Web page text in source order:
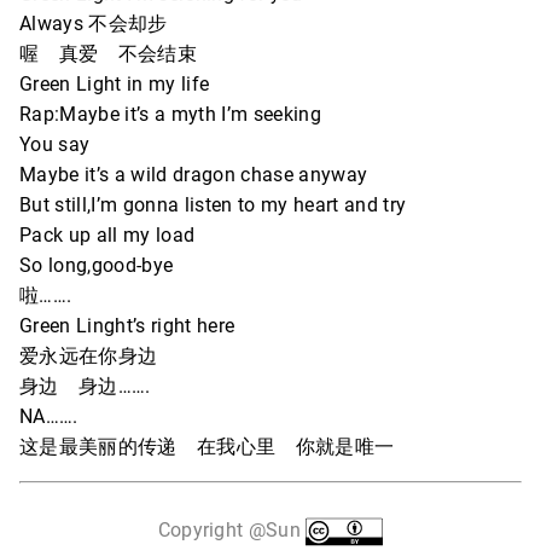
Always 不会却步
喔 真爱 不会结束
Green Light in my life
Rap:Maybe it’s a myth I’m seeking
You say
Maybe it’s a wild dragon chase anyway
But still,I’m gonna listen to my heart and try
Pack up all my load
So long,good-bye
啦…….
Green Linght’s right here
爱永远在你身边
身边 身边…….
NA…….
这是最美丽的传递 在我心里 你就是唯一
Copyright @Sun